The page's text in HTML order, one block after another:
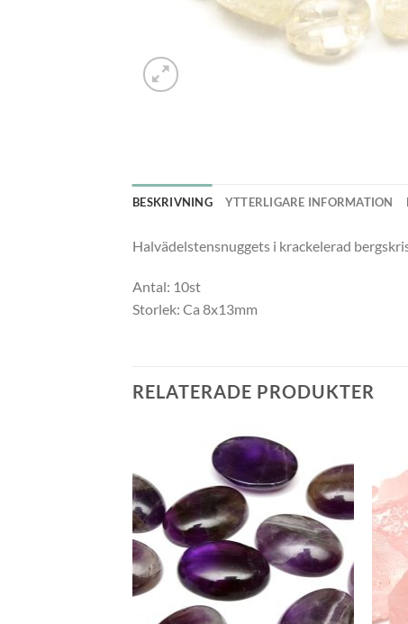
BESKRIVNING YTTERLIGARE INFORMATION
Halvädelstensnuggets i krackelerad
Antal: 10st
Storlek: Ca 8x13mm
RELATERADE PRODUKTER